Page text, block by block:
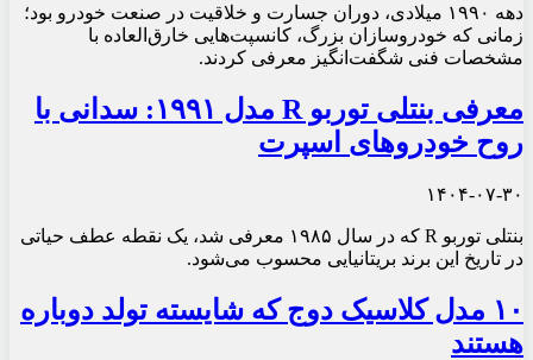
دهه ۱۹۹۰ میلادی، دوران جسارت و خلاقیت در صنعت خودرو بود؛
زمانی که خودروسازان بزرگ، کانسپت‌هایی خارق‌العاده با
مشخصات فنی شگفت‌انگیز معرفی کردند.
معرفی بنتلی توربو R مدل ۱۹۹۱: سدانی با
روح خودروهای اسپرت
۱۴۰۴-۰۷-۳۰
بنتلی توربو R که در سال ۱۹۸۵ معرفی شد، یک نقطه عطف حیاتی
در تاریخ این برند بریتانیایی محسوب می‌شود.
۱۰ مدل کلاسیک دوج که شایسته تولد دوباره
هستند